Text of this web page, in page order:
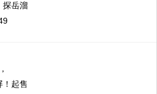
探岳溜
！起售